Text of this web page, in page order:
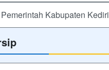
Pemerintah Kabupaten Kediri